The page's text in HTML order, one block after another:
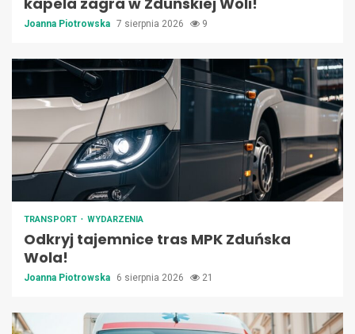
Joanna Piotrowska 7 sierpnia 2026 9
TRANSPORT WYDARZENIA
Odkryj tajemnice tras MPK Zduńska
Wola!
Joanna Piotrowska 6 sierpnia 2026 21